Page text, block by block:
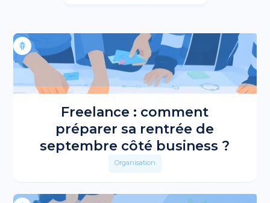
Freelance : comment
préparer sa rentrée de
septembre côté business ?
Organisation